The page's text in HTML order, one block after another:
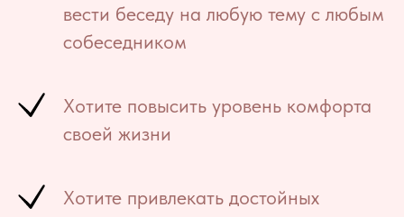
вести беседу на любую тему с любым
собеседником
Хотите повысить уровень комфорта
своей жизни
Хотите привлекать достойных